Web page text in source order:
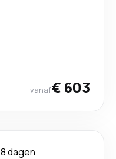
vanaf€ 603
8 dagen